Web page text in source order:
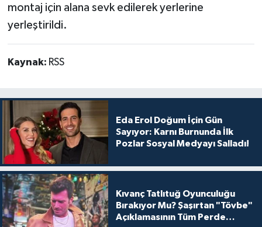
montaj için alana sevk edilerek yerlerine
yerleştirildi.
Kaynak: RSS
Eda Erol Doğum İçin Gün
Sayıyor: Karnı Burnunda İlk
Pozlar Sosyal Medyayı Salladı!
Kıvanç Tatlıtuğ Oyunculuğu
Bırakıyor Mu? Şaşırtan "Tövbe"
Açıklamasının Tüm Perde